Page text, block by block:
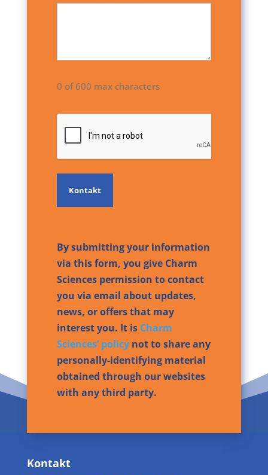
0 of 600 max characters
By submitting your information
via this form, you give Charm
Sciences permission to contact
you via email about updates,
news, or offers that may
interest you. It is Charm
Sciences’ policynot to share any
personally-identifying material
obtained through our websites
with any third party.
Kontakt